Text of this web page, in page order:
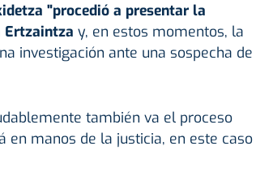
"procedió a presentar la
Ertzaintza y, en estos momentos, la
investigación ante una sospecha de
también va el proceso
en manos de la justicia, en este caso